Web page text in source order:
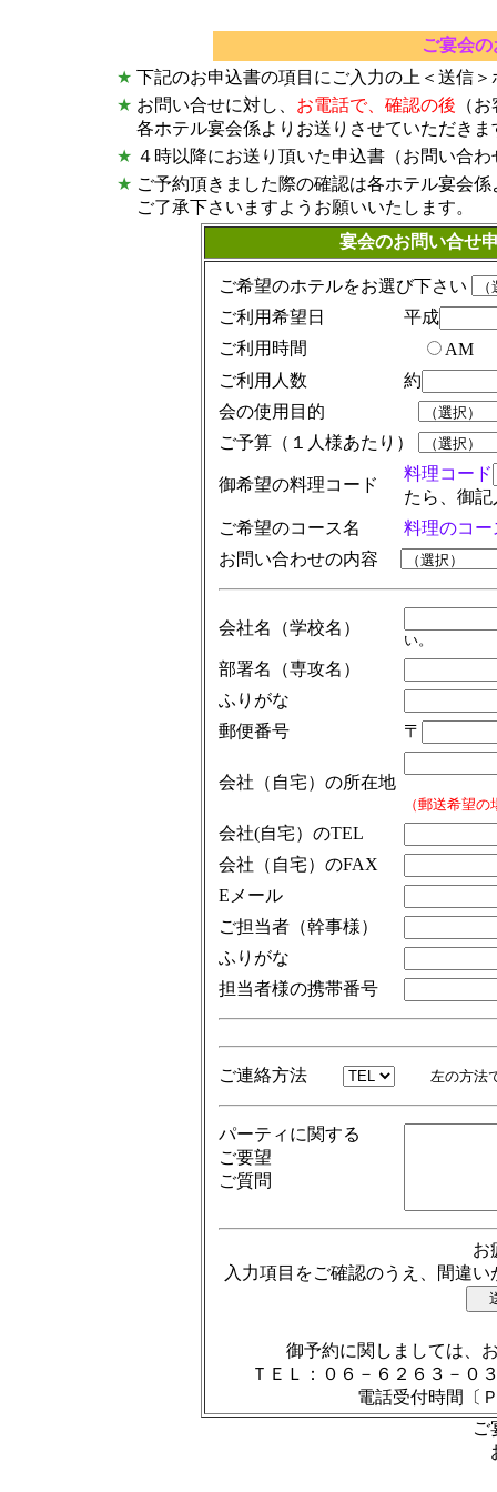
ご宴会
★ 下記のお申込書の項目にご入力の上＜送信
★ お問い合せに対し、 お電話で、確認の後 （
各ホテル宴会係よりお送りさせていただきま
★ ４時以降にお送り頂いた申込書（お問い合
★ ご予約頂きました際の確認は各ホテル宴会
ご了承下さいますようお願いいたします。
宴会のお問い合せ
ご希望のホテルをお選び下さい
ご利用希望日
平成
ご利用時間
AM
ご利用人数
約
会の使用目的
ご予算（１人様あたり）
御希望の料理コード
料理コード
たら、御
ご希望のコース名
料理のコー
お問い合わせの内容
会社名（学校名）
い。
部署名（専攻名）
ふりがな
郵便番号
〒
会社（自宅）の所在地
（郵送希望
会社(自宅）のTEL
会社（自宅）のFAX
Eメール
ご担当者（幹事様）
ふりがな
担当者様の携帯番号
ご連絡方法 左の方法
パーティに関する
ご要望
ご質問
お
入力項目をご確認のうえ、間違
御予約に関しましては、
ＴＥＬ：０６－６２６３－
電話受付時間〔
ご